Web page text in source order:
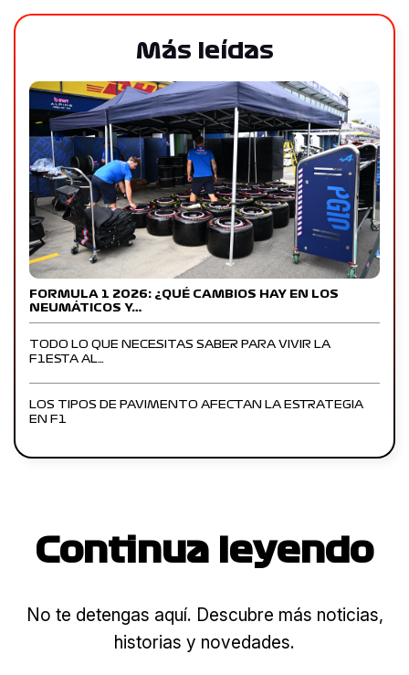
Más leídas
FORMULA 1 2026: ¿QUÉ CAMBIOS HAY EN LOS
NEUMÁTICOS Y…
TODO LO QUE NECESITAS SABER PARA VIVIR LA
F1ESTA AL…
LOS TIPOS DE PAVIMENTO AFECTAN LA ESTRATEGIA
EN F1
Continua leyendo
No te detengas aquí. Descubre más noticias,
historias y novedades.